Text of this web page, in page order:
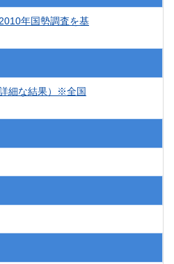
年国勢調査を基
細な結果）※全国